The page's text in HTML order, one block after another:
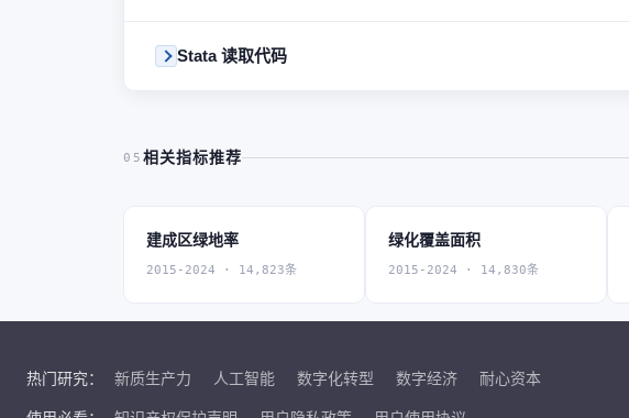
Stata 读取代码
05 相关指标推荐
建成区绿地率
2015-2024 · 14,823条
绿化覆盖面积
2015-2024 · 14,830条
热门研究： 新质生产力 人工智能 数字化转型 数字经济 耐心资本